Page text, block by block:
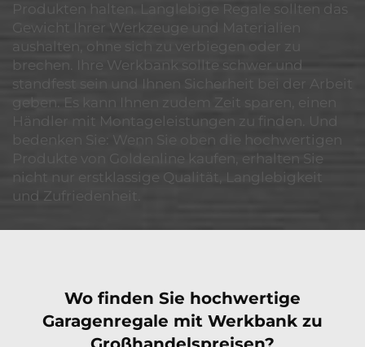
Produkten halten. Langlebige Regale sollten das
Gewicht Ihrer Werkzeuge und Materialien
aushalten, ohne sich zu verbiegen oder zu
brechen. Ihre Werkbank sollte schwer und
standfest sein und Ihnen Sicherheit bei der Arbeit
geben. Es kann Ihnen zudem Zeit sparen, einen
Händler mit Montageleistungen zu finden. Und
bedenken Sie: Wenn Sie oben die hochwertigen
Produkte von Goldenline kaufen, erhalten Sie
nicht nur erstklassige Qualität, Langlebigkeit
und Zufriedenheit.
Wo finden Sie hochwertige
Garagenregale mit Werkbank zu